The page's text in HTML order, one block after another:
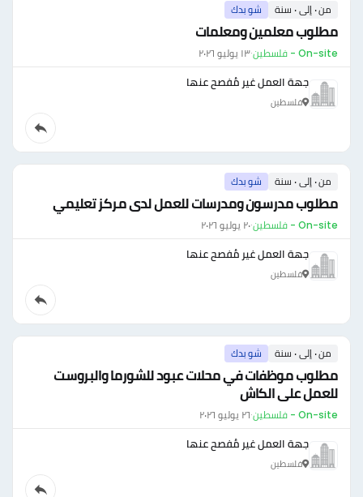
من ٠ إلى ٠ سنة شو بدك
مطلوب معلمين ومعلمات
On-site - فلسطين ·١٣ يوليو ٢٠٢٦
جهة العمل غير مُفصح عنها
فلسطين
من ٠ إلى ٠ سنة شو بدك
مطلوب مدرسون ومدرسات للعمل لدى مركز تعليمي
On-site - فلسطين ·٢٠ يوليو ٢٠٢٦
جهة العمل غير مُفصح عنها
فلسطين
من ٠ إلى ٠ سنة شو بدك
مطلوب موظفات في محلات عبود للشورما والبروست
للعمل على الكاش
On-site - فلسطين ·٢٦ يوليو ٢٠٢٦
جهة العمل غير مُفصح عنها
فلسطين